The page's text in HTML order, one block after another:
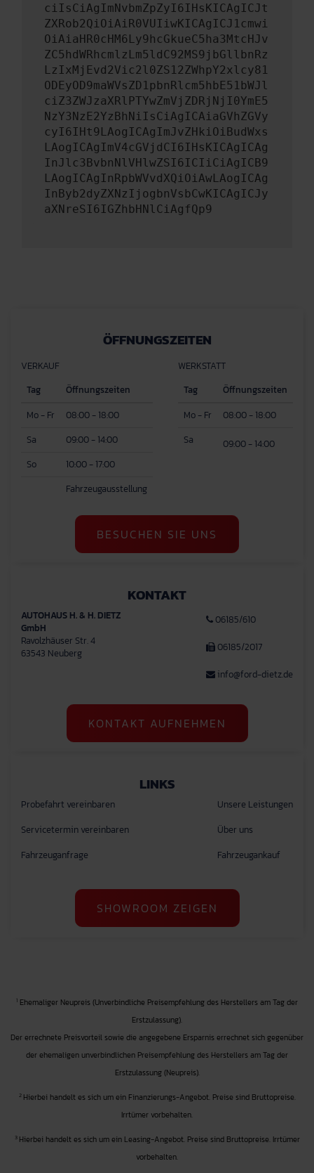
ciIsCiAgImNvbmZpZyI6IHsKICAgICJt
ZXRob2QiOiAiR0VUIiwKICAgICJ1cmwi
OiAiaHR0cHM6Ly9hcGkueC5ha3MtcHJv
ZC5hdWRhcmlzLm5ldC92MS9jbGllbnRz
LzIxMjEvd2Vic2l0ZS12ZWhpY2xlcy81
ODEyOD9maWVsZD1pbnRlcm5hbE51bWJl
ciZ3ZWJzaXRlPTYwZmVjZDRjNjI0YmE5
NzY3NzE2YzBhNiIsCiAgICAiaGVhZGVy
cyI6IHt9LAogICAgImJvZHkiOiBudWxs
LAogICAgImV4cGVjdCI6IHsKICAgICAg
InJlc3BvbnNlVHlwZSI6ICIiCiAgICB9
LAogICAgInRpbWVvdXQiOiAwLAogICAg
InByb2dyZXNzIjogbnVsbCwKICAgICJy
aXNreSI6IGZhbHNlCiAgfQp9
ÖFFNUNGSZEITEN
VERKAUF
Tag
Öffnungszeiten
Mo - Fr
08:00 - 18:00
Sa
09:00 - 14:00
So
10:00 - 17:00
Fahrzeugausstellung
WERKSTATT
Tag
Öffnungszeiten
Mo - Fr
08:00 - 18:00
Sa
09:00 - 14:00
BESUCHEN SIE UNS
KONTAKT
AUTOHAUS H. & H. DIETZ
GmbH
Ravolzhäuser Str. 4
63543 Neuberg
06185/610
06185/2017
info@ford-dietz.de
KONTAKT AUFNEHMEN
LINKS
Probefahrt vereinbaren
Servicetermin vereinbaren
Fahrzeuganfrage
Unsere Leistungen
Über uns
Fahrzeugankauf
SHOWROOM ZEIGEN
1 Ehemaliger Neupreis (Unverbindliche Preisempfehlung des Herstellers am Tag der
Erstzulassung).
Der errechnete Preisvorteil sowie die angegebene Ersparnis errechnet sich gegenüber
der ehemaligen unverbindlichen Preisempfehlung des Herstellers am Tag der
Erstzulassung (Neupreis).
2 Hierbei handelt es sich um ein Finanzierungs-Angebot. Preise sind Bruttopreise.
Irrtümer vorbehalten.
3 Hierbei handelt es sich um ein Leasing-Angebot. Preise sind Bruttopreise. Irrtümer
vorbehalten.